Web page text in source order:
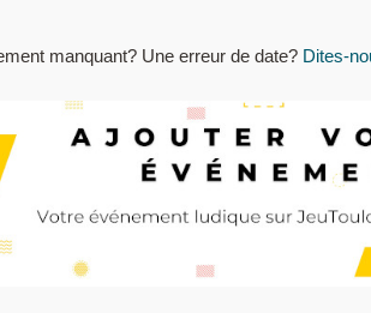
manquant? Une erreur de date? Dites-